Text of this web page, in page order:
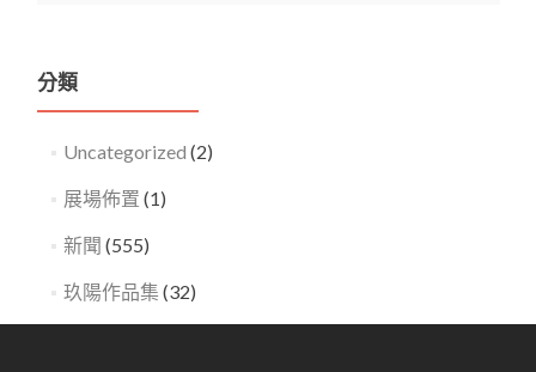
分類
Uncategorized (2)
展場佈置 (1)
新聞 (555)
玖陽作品集 (32)